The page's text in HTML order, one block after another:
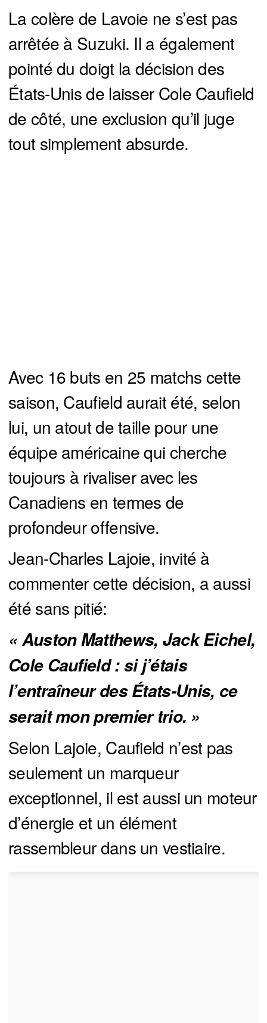
La colère de Lavoie ne s’est pas
arrêtée à Suzuki. Il a également
pointé du doigt la décision des
États-Unis de laisser Cole Caufield
de côté, une exclusion qu’il juge
tout simplement absurde.
Avec 16 buts en 25 matchs cette
saison, Caufield aurait été, selon
lui, un atout de taille pour une
équipe américaine qui cherche
toujours à rivaliser avec les
Canadiens en termes de
profondeur offensive.
Jean-Charles Lajoie, invité à
commenter cette décision, a aussi
été sans pitié:
« Auston Matthews, Jack Eichel,
Cole Caufield : si j’étais
l’entraîneur des États-Unis, ce
serait mon premier trio. »
Selon Lajoie, Caufield n’est pas
seulement un marqueur
exceptionnel, il est aussi un moteur
d’énergie et un élément
rassembleur dans un vestiaire.